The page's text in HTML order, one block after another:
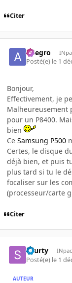
Citer
Allegro
Posté(e) le 1
Bonjour,
Effectivement, je
Malheureusement
pour un P8400.
bien
Ce Samsung P500
Certes, le disque
déjà bien, et puis
plus tard si tu le
focaliser sur les
(processeur/carte
Citer
skurty
Posté(e) le 1
AUTEUR